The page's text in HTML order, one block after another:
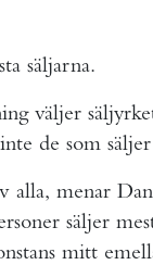
säljarna.
väljer
de som säljer
alla, menar
säljer
mitt